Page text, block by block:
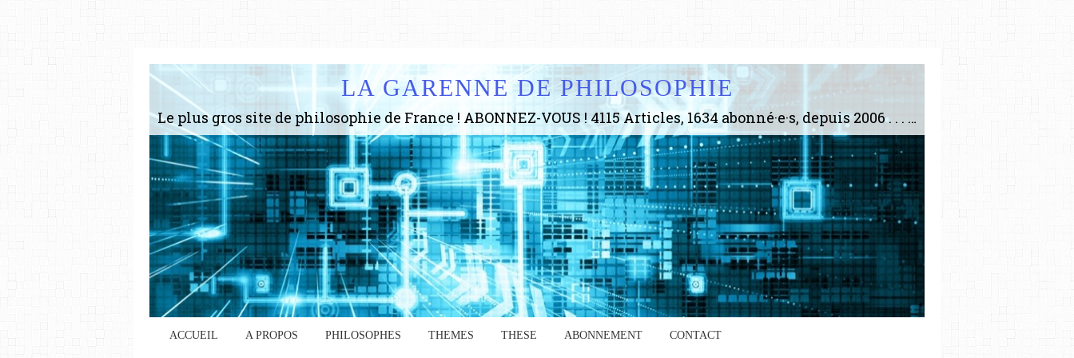
LA GARENNE DE PHILOSOPHIE
Le plus gros site de philosophie de France ! ABONNEZ-VOUS ! 4115 Articles, 1634 abonné·e·s, depuis 2006 . . . . . . . . 2 852 214 pages vues jusqu'à présent. Prestance et être apte à un plus grand nombre de choses.
ACCUEIL A PROPOS PHILOSOPHES THEMES THESE ABONNEMENT CONTACT